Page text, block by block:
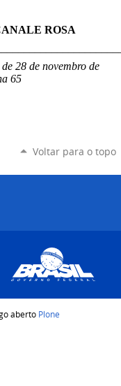
ROSA
28 de novembro de
65
Voltar para o topo
aberto Plone